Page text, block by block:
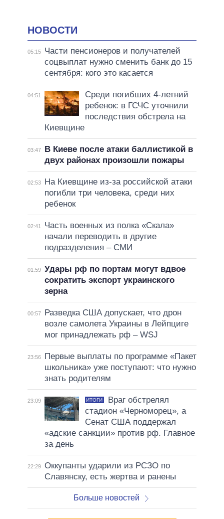
НОВОСТИ
05:15
Части пенсионеров и получателей
соцвыплат нужно сменить банк до 15
сентября: кого это касается
04:51
Среди погибших 4-летний
ребенок: в ГСЧС уточнили
последствия обстрела на
Киевщине
03:47
В Киеве после атаки баллистикой в
двух районах произошли пожары
02:53
На Киевщине из-за российской атаки
погибли три человека, среди них
ребенок
02:41
Часть военных из полка «Скала»
начали переводить в другие
подразделения – СМИ
01:59 Удары рф по портам могут вдвое
сократить экспорт украинского
зерна
00:57
Разведка США допускает, что дрон
возле самолета Украины в Лейпциге
мог принадлежать рф – WSJ
23:56
Первые выплаты по программе «Пакет
школьника» уже поступают: что нужно
знать родителям
23:09 ИТОГИ
Враг обстрелял
стадион «Черноморец», а
Сенат США поддержал
«адские санкции» против рф. Главное
за день
22:29 Оккупанты ударили из РСЗО по
Славянску, есть жертва и ранены
Больше новостей